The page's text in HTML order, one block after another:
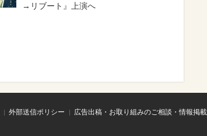
→リブート』上演へ
外部送信ポリシー
広告出稿・お取り組みのご相談・情報掲